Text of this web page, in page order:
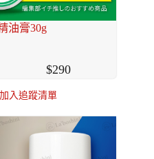
油膏30g
290
加入追蹤清單